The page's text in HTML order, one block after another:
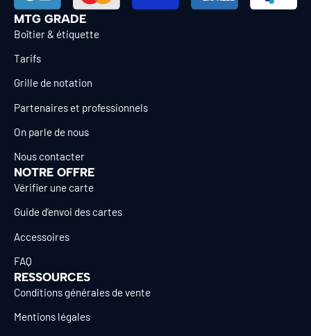
MTG GRADE
Boîtier & étiquette
Tarifs
Grille de notation
Partenaires et professionnels
On parle de nous
Nous contacter
NOTRE OFFRE
Vérifier une carte
Guide d’envoi des cartes
Accessoires
FAQ
RESSOURCES
Conditions générales de vente
Mentions légales